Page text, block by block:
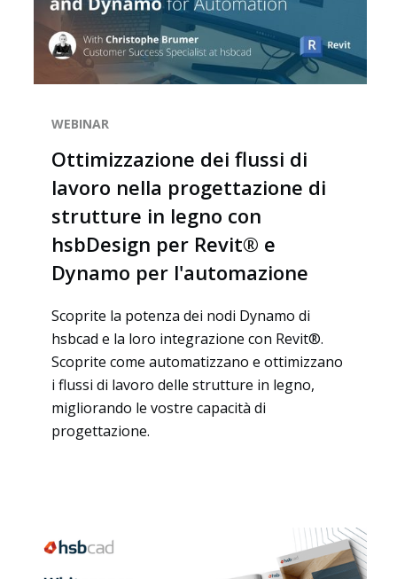
Lavora con noi
WEBINAR
Ottimizzazione dei flussi di
lavoro nella progettazione di
strutture in legno con
hsbDesign per Revit® e
Dynamo per l'automazione
Scoprite la potenza dei nodi Dynamo di
hsbcad e la loro integrazione con Revit®.
Scoprite come automatizzano e ottimizzano
i flussi di lavoro delle strutture in legno,
migliorando le vostre capacità di
progettazione.